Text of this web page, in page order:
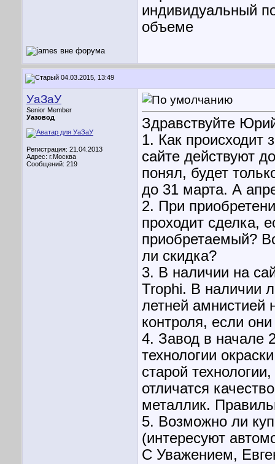
индивидуальный
объеме
04.03.2015, 13:49
УаЗаУ
Senior Member
Уазовод
Регистрация: 21.04.2013
Адрес: г.Москва
Сообщений: 219
Здравствуйте
1. Как происходит
сайте действуют
понял, будет
до 31 марта. А
2. При
проходит сделка,
приобретаемый?
ли скидка?
3. В наличии на
Trophi. В наличии
летней амнистией
контроля, если
4. Завод в начале
технологии
старой
отличатся
металлик.
5. Возможно ли
(интересуют
С Уважением,